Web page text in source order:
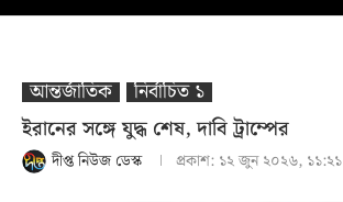
আন্তর্জাতিক
নির্বাচিত ১
ইরানের সঙ্গে যুদ্ধ শেষ, দাবি ট্রাম্পের
দীপ্ত নিউজ ডেস্ক প্রকাশ: ১২ জুন ২০২৬, ১১:২১